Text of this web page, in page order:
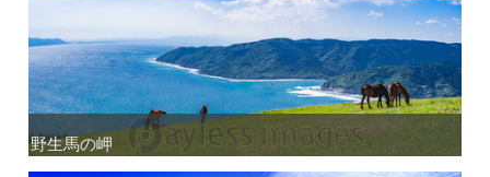
野生馬の岬
野生馬の岬